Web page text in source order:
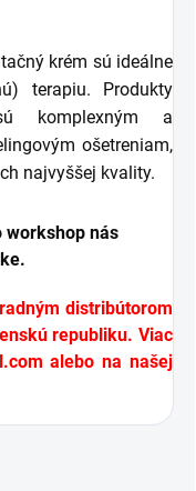
krém sú ideálne
terapiu. Produkty
komplexným a
ošetreniam,
najvyššej kvality.
workshop nás
distribútorom
republiku. Viac
alebo na našej